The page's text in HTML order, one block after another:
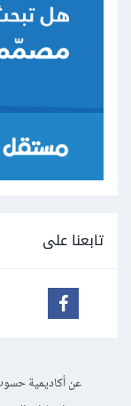
تابعنا على
عن أكاديمية